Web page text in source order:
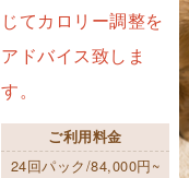
じてカロリー調整を
アドバイス致しま
す。
ご利用料金
24回パック/84,000円~